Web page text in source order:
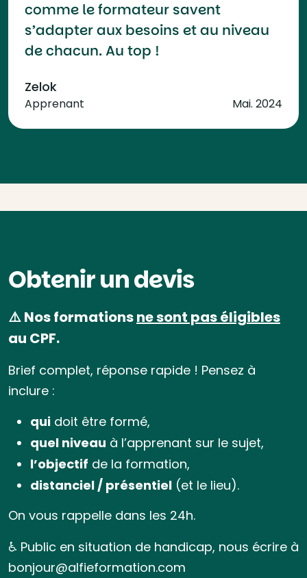
comme le formateur savent
s’adapter aux besoins et au niveau
de chacun. Au top !
Zelok
Apprenant Mai. 2024
Obtenir un devis
⚠️ Nos formationsne sont pas éligibles
au CPF.
Brief complet, réponse rapide ! Pensez à
inclure :
qui doit être formé,
quel niveau à l’apprenant sur le sujet,
l’objectif de la formation,
distanciel / présentiel (et le lieu).
On vous rappelle dans les 24h.
♿ Public en situation de handicap, nous écrire à
bonjour@alfieformation.com